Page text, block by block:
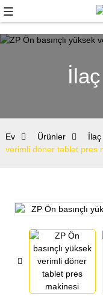
Ev Ürünler
verimli döner tablet pres